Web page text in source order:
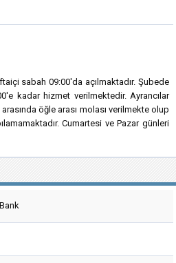
sabah 09:00'da açılmaktadır. Şubede
kadar hizmet verilmektedir. Ayrancılar
öğle arası molası verilmekte olup
Cumartesi ve Pazar günleri